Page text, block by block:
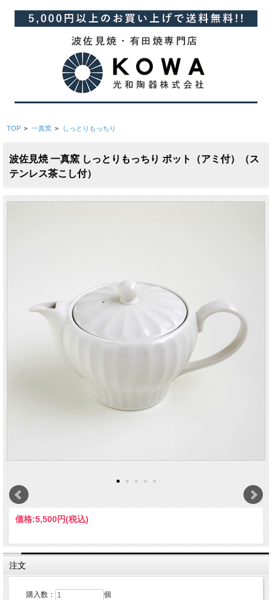
TOP > 一真窯 > しっとりもっちり
波佐見焼 一真窯 しっとりもっちり ポット（アミ付）（ス
テンレス茶こし付）
価格:5,500円(税込)
注文
購入数： 個